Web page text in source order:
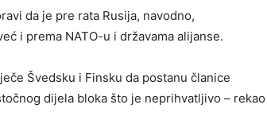
da je pre rata Rusija, navodno,
i prema NATO-u i državama alijanse.
Švedsku i Finsku da postanu članice
dijela bloka što je neprihvatljivo – rekao